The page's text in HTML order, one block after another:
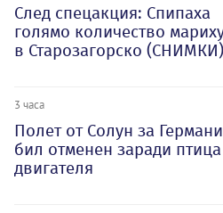
След спецакция: Спипаха
голямо количество
в Старозагорско (СНИМКИ)
3 часа
Полет от Солун за
бил отменен заради
двигателя